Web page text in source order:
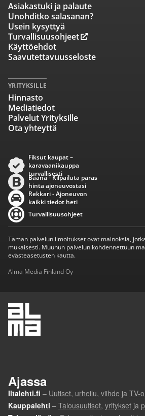
Asiakastuki ja palaute
Unohditko salasanan?
Usein kysyttyä
Turvallisuusohjeet
Käyttöehdot
Saavutettavuusseloste
YRITYKSILLE
Hinnasto
Mediatiedot
Palvelut Yrityksille
Ota yhteyttä
Fiksut kaupat –
karavaanikauppa
turvallisesti
Baana - Kilpailuta paras
hinta ajoneuvostasi
Rekkari - Ajoneuvon
kaikki tiedot heti
Turvallisuusohjeet
Tämän palvelun ilmoitukset ovat mainoksia,
mukaisesti. Muuhun palvelun kohdennettuun
evästeasetusten kautta.
Alma Media Finland Oy